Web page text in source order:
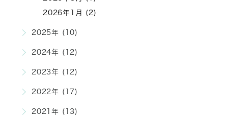
2026年1月 (2)
2025年 (10)
2024年 (12)
2023年 (12)
2022年 (17)
2021年 (13)